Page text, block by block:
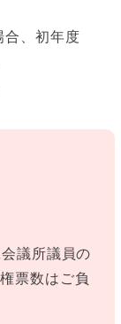
合、初年度
議所議員の
票数はご負